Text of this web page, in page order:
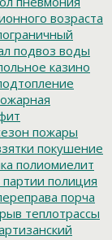
возраста
подвоз воды
казино
пожары
покушение
полиомиелит
полиция
порча
теплотрассы